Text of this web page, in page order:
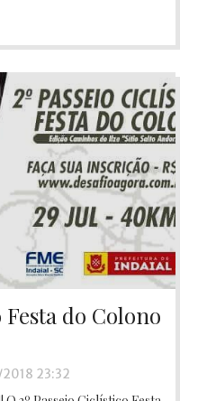
Festa do Colono
23:32